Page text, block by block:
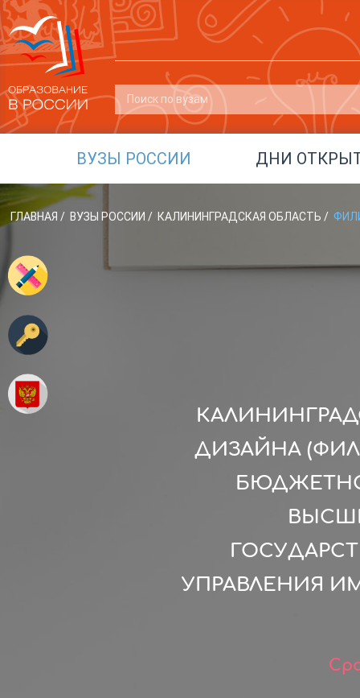
ВУЗЫ РОССИИ ДНИ
ГЛАВНАЯ / ВУЗЫ РОССИИ / КАЛИНИНГРАДСКАЯ ОБЛАСТЬ /
ДИЗАЙНА
УПРАВЛЕНИЯ